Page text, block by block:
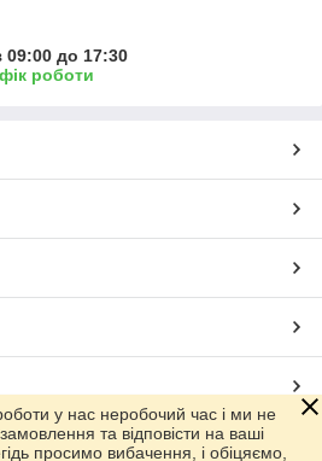
09:00 до 17:30
роботи
Prom.ua
у нас неробочий час і ми не
та відповісти на ваші
просимо вибачення, і обіцяємо,